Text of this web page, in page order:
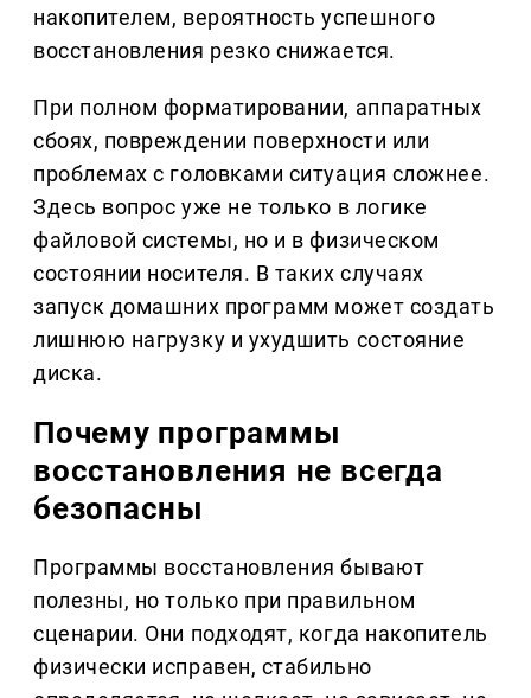
накопителем, вероятность успешного
восстановления резко снижается.
При полном форматировании, аппаратных
сбоях, повреждении поверхности или
проблемах с головками ситуация сложнее.
Здесь вопрос уже не только в логике
файловой системы, но и в физическом
состоянии носителя. В таких случаях
запуск домашних программ может создать
лишнюю нагрузку и ухудшить состояние
диска.
Почему программы
восстановления не всегда
безопасны
Программы восстановления бывают
полезны, но только при правильном
сценарии. Они подходят, когда накопитель
физически исправен, стабильно